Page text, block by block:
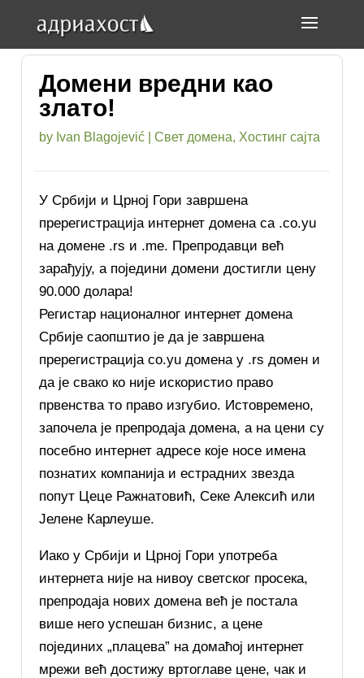
Домени вредни као
злато!
by Ivan Blagojević |Свет домена, Хостинг сајта
У Србији и Црној Гори завршена
пререгистрација интернет домена са .co.yu
на домене .rs и .me. Препродавци већ
зарађују, а поједини домени достигли цену
90.000 долара!
Регистар националног интернет домена
Србије саопштио је да је завршена
пререгистрација co.yu домена у .rs домен и
да је свако ко није искористио право
првенства то право изгубио. Истовремено,
започела је препродаја домена, а на цени су
посебно интернет адресе које носе имена
познатих компанија и естрадних звезда
попут Цеце Ражнатовић, Секе Алексић или
Јелене Карлеуше.
Иако у Србији и Црној Гори употреба
интернета није на нивоу светског просека,
препродаја нових домена већ је постала
више него успешан бизнис, а цене
појединих „плацева” на домаћој интернет
мрежи већ достижу вртоглаве цене, чак и